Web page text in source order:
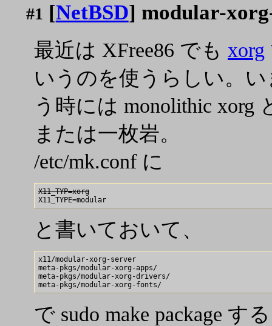
#1 [NetBSD] modular-
最近は XFree86 でも xorg
いうのを使うらしい。
う時には monolithic xorg
または一枚岩。
/etc/mk.conf に
X11_TYP=xorg
と書いておいて、
x11/modular-xorg-server
meta-pkgs/modular-xorg-apps/
meta-pkgs/modular-xorg-drivers/
で sudo make package する